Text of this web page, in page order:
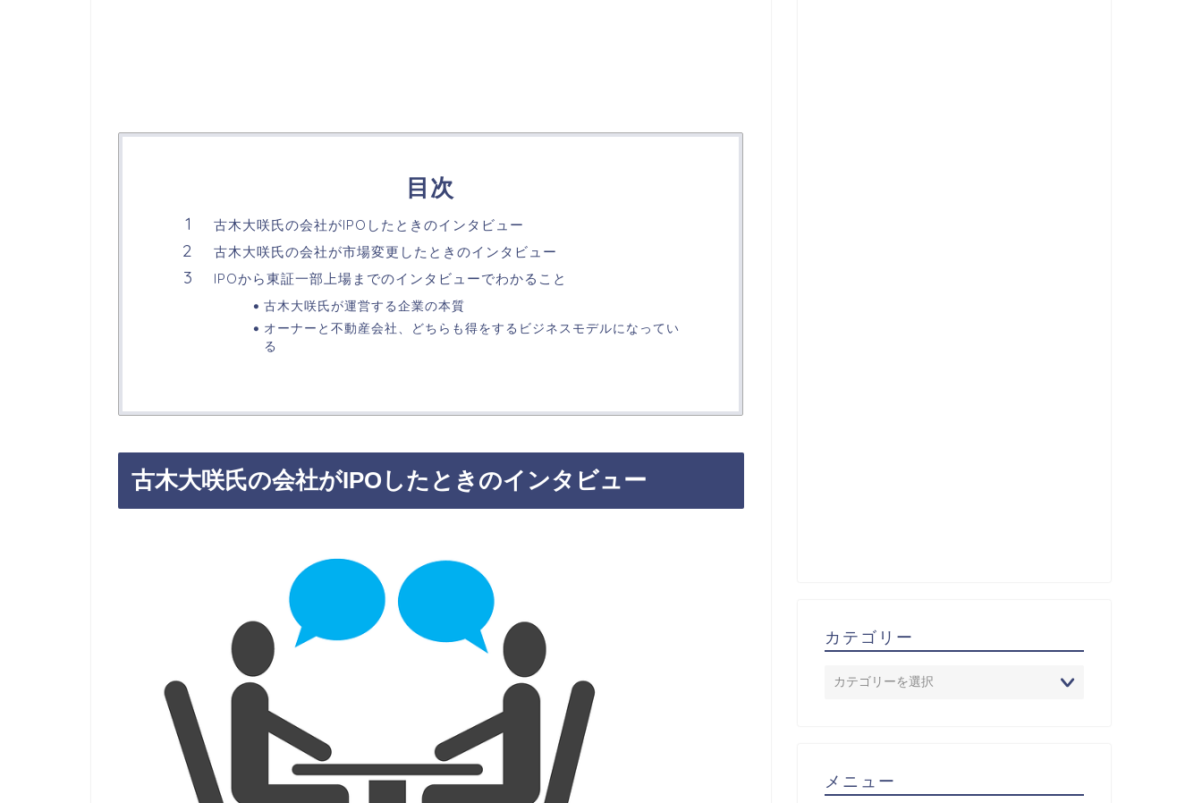
目次
古木大咲氏の会社がIPOしたときのインタビュー
古木大咲氏の会社が市場変更したときのインタビュー
IPOから東証一部上場までのインタビューでわかること
古木大咲氏が運営する企業の本質
オーナーと不動産会社、どちらも得をするビジネスモデルになってい
る
古木大咲氏の会社がIPO したときのインタビュー
カテゴリー
メニュー